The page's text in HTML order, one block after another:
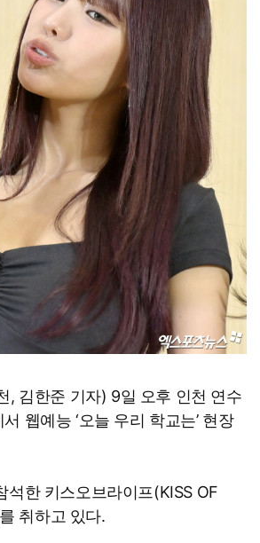
, 김한준 기자) 9일 오후 인천 연수
웹예능 ‘오늘 우리 학교는’ 현장
석한 키스오브라이프(KISS OF
취하고 있다.